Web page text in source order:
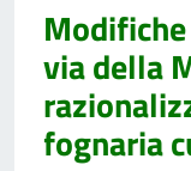
via della
fognaria